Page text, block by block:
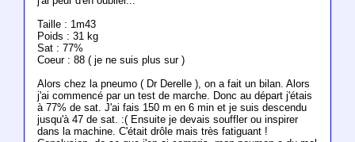
Taille : 1m43
Poids : 31 kg
Sat : 77%
Coeur : 88 ( je ne suis plus sur )
Alors chez la pneumo ( Dr Derelle ), on a fait un bilan. Alors
j'ai commencé par un test de marche. Donc au départ j'étais
à 77% de sat. J'ai fais 150 m en 6 min et je suis descendu
jusqu'à 47 de sat. :( Ensuite je devais souffler ou inspirer
dans la machine. C'était drôle mais très fatiguant !